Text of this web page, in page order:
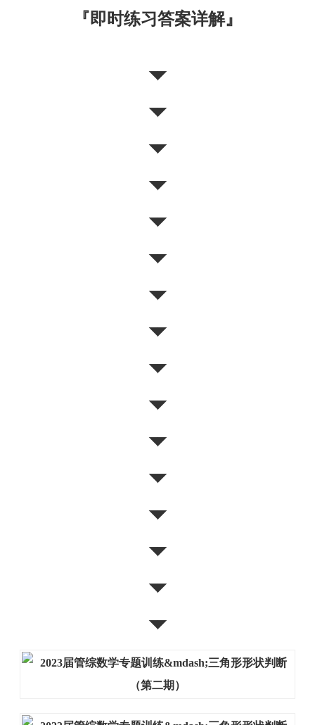
『即时练习答案详解』
◥◤
◥◤
◥◤
◥◤
◥◤
◥◤
◥◤
◥◤
◥◤
◥◤
◥◤
◥◤
◥◤
◥◤
◥◤
◥◤